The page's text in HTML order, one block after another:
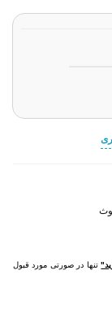
تنها در صورتی مورد قبول